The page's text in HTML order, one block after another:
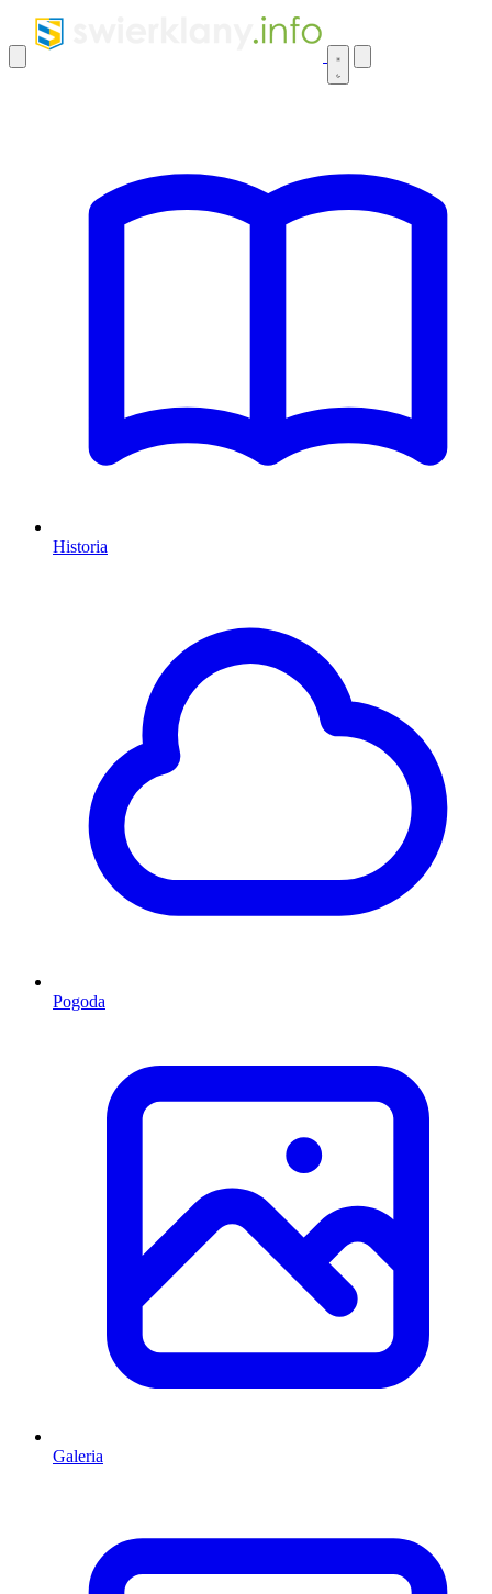
Historia
Pogoda
Galeria